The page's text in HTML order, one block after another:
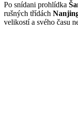
Po snídani prohlídka
rušných třídách
velikostí a svého času